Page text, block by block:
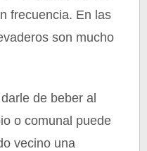
frecuencia. En las
son mucho
de beber al
o comunal puede
vecino una